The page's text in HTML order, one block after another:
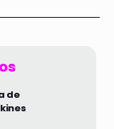
de